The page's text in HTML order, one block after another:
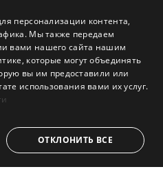
советы по сборке
класса
персонализации контента,
Мы также передаем
вами нашего сайта нашим
которые могут объединять
вы им предоставили или
использования вами их услуг.
ОТКЛОНИТЬ ВСЕ